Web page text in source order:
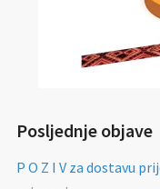
Posljednje objave
P O Z I V za dostavu